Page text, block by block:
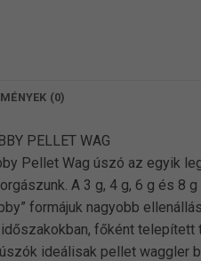
(0)
PELLET WAG
Pellet Wag úszó az egyik
A 3 g, 4 g, 6 g és 8
formájuk nagyobb
főként telepített
ideálisak pellet waggler